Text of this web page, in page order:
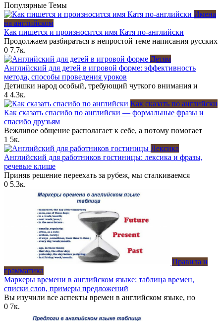
Популярные Темы
Имена
на английском
Как пишется и произносится имя Катя по-английски
Продолжаем разбираться в непростой теме написания русских
0 7.7к.
Детям
Английский для детей в игровой форме: эффективность
метода, способы проведения уроков
Детишки народ особый, требующий чуткого внимания и
4 4.3к.
Как сказать по английски
Как сказать спасибо по английски — формальные фразы и
спасибо друзьям
Вежливое общение располагает к себе, а потому помогает
1 5к.
Лексика
Английский для работников гостиницы: лексика и фразы,
речевые клише
Приняв решение переехать за рубеж, мы сталкиваемся
0 5.3к.
Правила и
грамматика
Маркеры времени в английском языке: таблица времен,
списки слов, примеры предложений
Вы изучили все аспекты времен в английском языке, но
0 7к.